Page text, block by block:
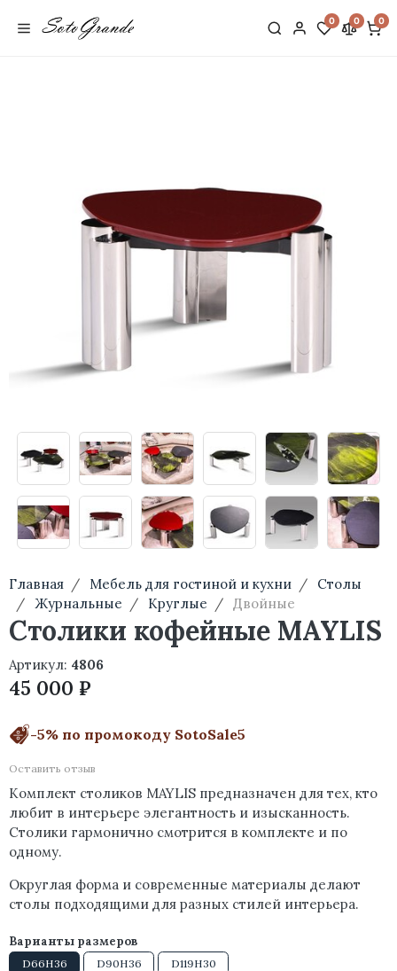
0 0 0
Главная Мебель для гостиной и кухни
Столы
Журнальные
Круглые Двойные
Столики кофейные MAYLIS
Артикул: 4806
45 000 ₽
-5% по промокоду SotoSale5
Оставить отзыв
Комплект столиков MAYLIS предназначен для тех, кто
любит в интерьере элегантность и изысканность.
Столики гармонично смотрится в комплекте и по
одному.
Округлая форма и современные материалы делают
столы подходящими для разных стилей интерьера.
Варианты размеров
D66H36 D90H36 D119H30